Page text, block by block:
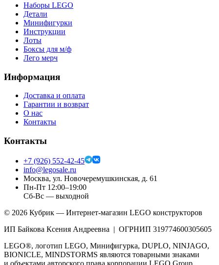
Наборы LEGO
Детали
Минифигурки
Инструкции
Лоты
Боксы для м/ф
Лего мерч
Информация
Доставка и оплата
Гарантии и возврат
О нас
Контакты
Контакты
+7 (926) 552-42-45
info@legosale.ru
Москва, ул. Новочеремушкинская, д. 61
Пн-Пт 12:00–19:00
Сб-Вс — выходной
© 2026 Кубрик — Интернет-магазин LEGO конструкторов
ИП Байкова Ксения Андреевна | ОГРНИП 319774600305605
LEGO®, логотип LEGO, Минифигурка, DUPLO, NINJAGO,
BIONICLE, MINDSTORMS являются товарными знаками
и объектами авторского права корпорации LEGO Group.